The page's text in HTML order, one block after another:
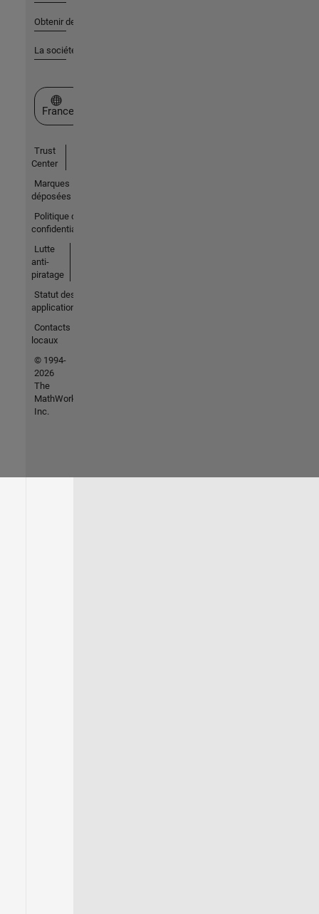
Obtenir de l'aide
La société
Sélectionner un site web
France
Trust
Center
Marques
déposées
Politique de
confidentialité
Lutte
anti-
piratage
Statut des
applications
Contacts
locaux
© 1994-
2026
The
MathWorks,
Inc.